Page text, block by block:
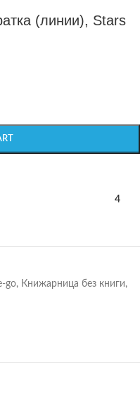
(линии), Stars
4
go, Книжарница без книги,